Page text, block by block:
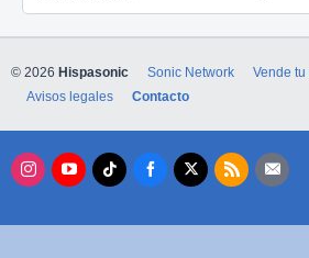
© 2026 Hispasonic Sonic Network Vende
Avisos legales
Contacto